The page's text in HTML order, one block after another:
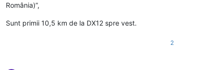
România)”,
Sunt primii 10,5 km de la DX12 spre vest.
2